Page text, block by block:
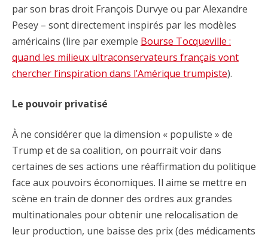
par son bras droit François Durvye ou par Alexandre
Pesey – sont directement inspirés par les modèles
américains (lire par exemple Bourse Tocqueville :
quand les milieux ultraconservateurs français vont
chercher l’inspiration dans l’Amérique trumpiste).
Le pouvoir privatisé
À ne considérer que la dimension « populiste » de
Trump et de sa coalition, on pourrait voir dans
certaines de ses actions une réaffirmation du politique
face aux pouvoirs économiques. Il aime se mettre en
scène en train de donner des ordres aux grandes
multinationales pour obtenir une relocalisation de
leur production, une baisse des prix (des médicaments